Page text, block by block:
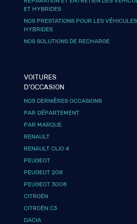
ET HYBRIDES
NOS PRESTATIONS POUR LES
HYBRIDES
NOS SOLUTIONS DE RECHARGE
VOITURES
D’OCCASION
NOS DERNIÈRES OCCASIONS
PAR DÉPARTEMENT
PAR MARQUE
RENAULT
RENAULT CLIO 4
PEUGEOT
PEUGEOT 208
PEUGEOT 3008
CITROËN
CITROËN C3
DACIA